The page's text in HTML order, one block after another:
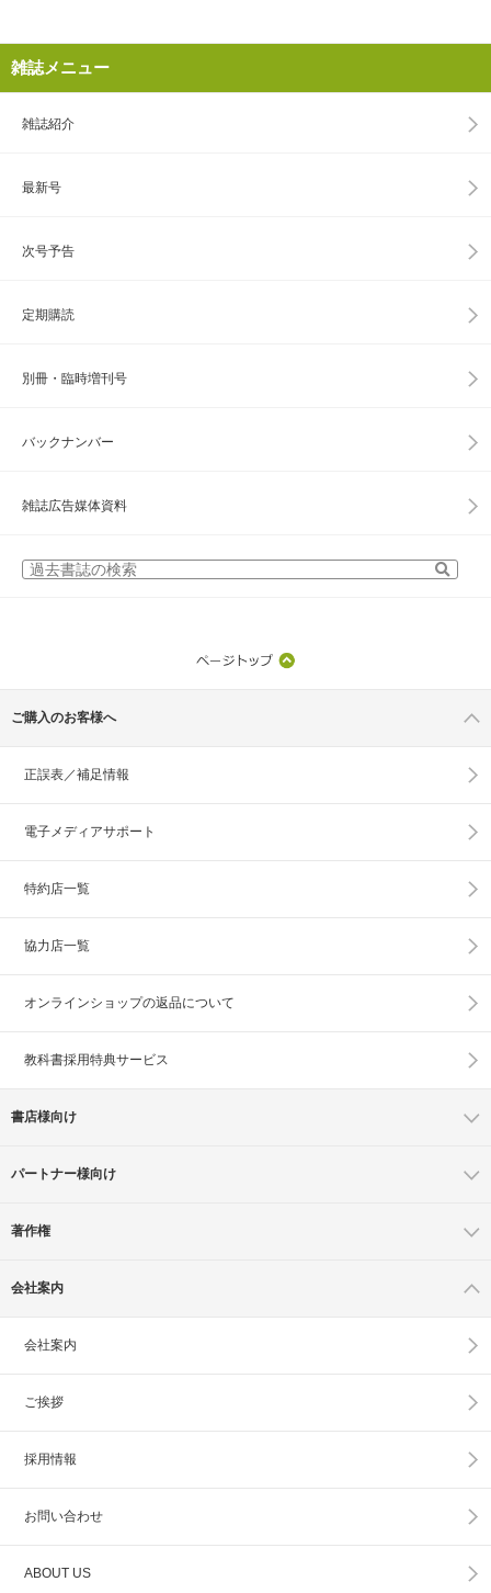
雑誌メニュー
雑誌紹介
最新号
次号予告
定期購読
別冊・臨時増刊号
バックナンバー
雑誌広告媒体資料
ご購入のお客様へ
正誤表／補足情報
電子メディアサポート
特約店一覧
協力店一覧
オンラインショップの返品について
教科書採用特典サービス
書店様向け
パートナー様向け
著作権
会社案内
会社案内
ご挨拶
採用情報
お問い合わせ
ABOUT US